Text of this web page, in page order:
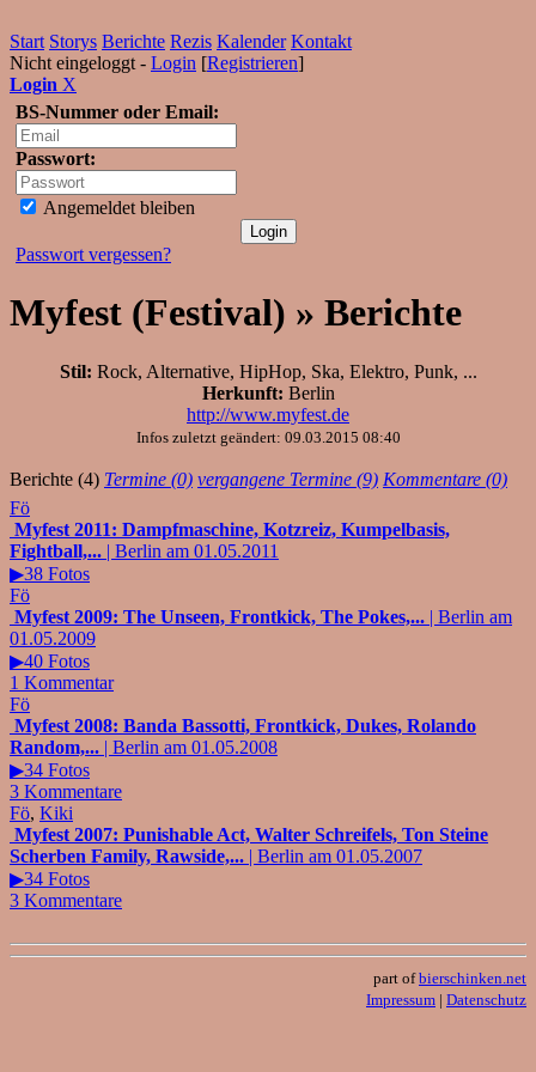
Start Storys Berichte Rezis Kalender Kontakt
Nicht eingeloggt - Login [Registrieren]
Login X
BS-Nummer oder Email:
Passwort:
Angemeldet bleiben
Passwort vergessen?
Myfest (Festival) » Berichte
Stil: Rock, Alternative, HipHop, Ska, Elektro, Punk, ...
Herkunft: Berlin
http://www.myfest.de
Infos zuletzt geändert: 09.03.2015 08:40
Berichte (4) Termine (0) vergangene Termine (9) Kommentare (0)
Fö
Myfest 2011: Dampfmaschine, Kotzreiz, Kumpelbasis,
Fightball,... | Berlin am 01.05.2011
▶38 Fotos
Fö
Myfest 2009: The Unseen, Frontkick, The Pokes,... | Berlin am
01.05.2009
▶40 Fotos
1 Kommentar
Fö
Myfest 2008: Banda Bassotti, Frontkick, Dukes, Rolando
Random,... | Berlin am 01.05.2008
▶34 Fotos
3 Kommentare
Fö, Kiki
Myfest 2007: Punishable Act, Walter Schreifels, Ton Steine
Scherben Family, Rawside,... | Berlin am 01.05.2007
▶34 Fotos
3 Kommentare
part ofbierschinken.net
Impressum | Datenschutz